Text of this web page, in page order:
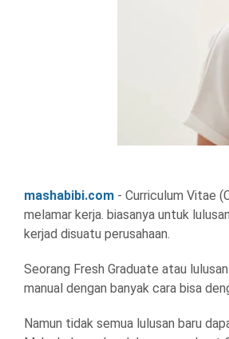
mashabibi.com - Curriculum Vitae
melamar kerja. biasanya untuk
kerjad disuatu perusahaan.
Seorang Fresh Graduate atau
manual dengan banyak cara bisa
Namun tidak semua lulusan baru